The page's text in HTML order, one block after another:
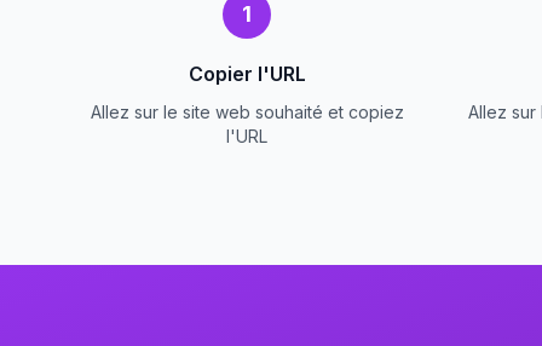
1
Copier l'URL
Allez sur le site web souhaité et copiez
l'URL
Allez